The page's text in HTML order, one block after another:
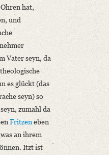
hat,
und
Vater seyn, da
es glückt (das
seyn) so
zumahl da
Fritzeneben
an ihrem
Itzt ist